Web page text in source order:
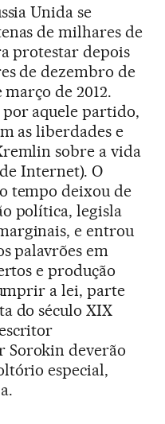
Unida se
de milhares de
protestar depois
de dezembro de
março de 2012.
aquele partido,
as liberdades e
sobre a vida
Internet). O
tempo deixou de
política, legisla
e entrou
palavrões em
e produção
a lei, parte
do século XIX
deverão
especial,